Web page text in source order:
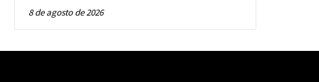
8 de agosto de 2026